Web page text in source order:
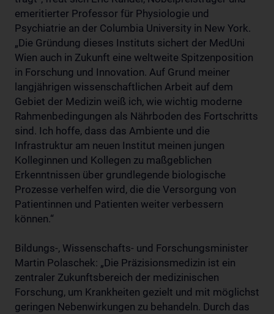
emeritierter Professor für Physiologie und
Psychiatrie an der Columbia University in New York.
„Die Gründung dieses Instituts sichert der MedUni
Wien auch in Zukunft eine weltweite Spitzenposition
in Forschung und Innovation. Auf Grund meiner
langjährigen wissenschaftlichen Arbeit auf dem
Gebiet der Medizin weiß ich, wie wichtig moderne
Rahmenbedingungen als Nährboden des Fortschritts
sind. Ich hoffe, dass das Ambiente und die
Infrastruktur am neuen Institut meinen jungen
Kolleginnen und Kollegen zu maßgeblichen
Erkenntnissen über grundlegende biologische
Prozesse verhelfen wird, die die Versorgung von
Patientinnen und Patienten weiter verbessern
können.“
Bildungs-, Wissenschafts- und Forschungsminister
Martin Polaschek: „Die Präzisionsmedizin ist ein
zentraler Zukunftsbereich der medizinischen
Forschung, um Krankheiten gezielt und mit möglichst
geringen Nebenwirkungen zu behandeln. Durch das